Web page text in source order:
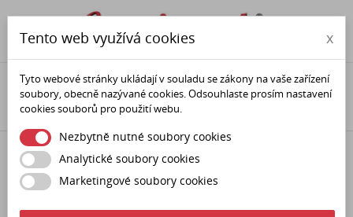

Domů Minerály (polodrahokamy)
Minerální dekorace
Drůzy
Ametystový květ - drůza
Tento web využívá cookies x
Tyto webové stránky ukládají v souladu se zákony na vaše zařízení
soubory, obecně nazývané cookies. Odsouhlaste prosím nastavení
cookies souborů pro použití webu.
Nezbytně nutné soubory cookies
Analytické soubory cookies
Marketingové soubory cookies